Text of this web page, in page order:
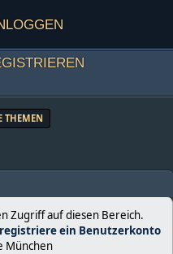
THEMEN
Zugriff auf diesen Bereich.
registriere ein Benutzerkonto
München